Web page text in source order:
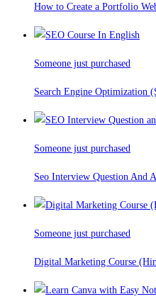
How to Create a Portfolio
Someone just purchased
Search Engine Optimization
Someone just purchased
Seo Interview Question And
Someone just purchased
Digital Marketing Course